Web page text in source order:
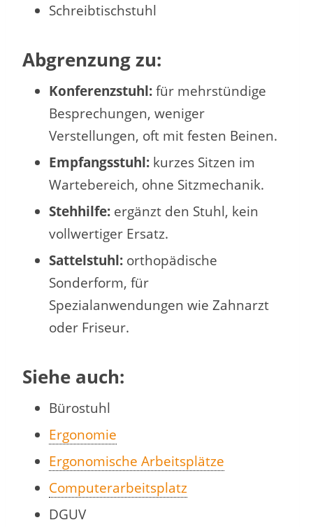
Schreibtischstuhl
Abgrenzung zu:
Konferenzstuhl:für mehrstündige
Besprechungen, weniger
Verstellungen, oft mit festen Beinen.
Empfangsstuhl: kurzes Sitzen im
Wartebereich, ohne Sitzmechanik.
Stehhilfe: ergänzt den Stuhl, kein
vollwertiger Ersatz.
Sattelstuhl: orthopädische
Sonderform, für
Spezialanwendungen wie Zahnarzt
oder Friseur.
Siehe auch:
Bürostuhl
Ergonomie
Ergonomische Arbeitsplätze
Computerarbeitsplatz
DGUV